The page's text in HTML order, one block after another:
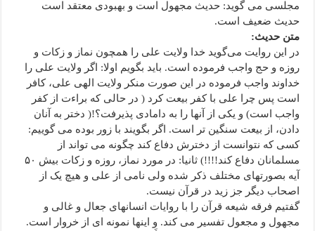
مجلسی می گوید: حدیث مجهول است و بهبودی معتقد است
حدیث ضعیف است.
متن حدیث:
در این روایت می‌گوید خدا ولایت علی را همچون نماز و زکات و
روزه و حج واجب فرموده است. باید بگویم اولا: اگر ولایت علی را
خداوند واجب فرموده در این صورت منکر ولایت الهی علی، کافر
است پس چرا علی با کفر بیعت کرد ( در حالی که براءت از کفر
واجب است) و یکی از آنها را به دامادی پذیرفت؟!( دختر به آنان
دادن، از بیعت سنگین تر است. اگر بگویند با زور بوده می گوییم:
کسی که نتوانست از دخترش دفاع کند چگونه می تواند از
مسلمانان دفاع کند!!!!) ثانیا: در مورد نماز، روزه و زکات بیش ۵۰
آیه بصورتهای مختلف ذکر شده ولی نامی از علی و هیچ یک از
اصحاب دیگر جز زید در قرآن نیست.
گفتیم فرقه شیعه قرآن را با روایات انسانهای جعال و غالی و
مجهول و مجعول تفسیر می کند. و اینها نمونه ای از خروار است.